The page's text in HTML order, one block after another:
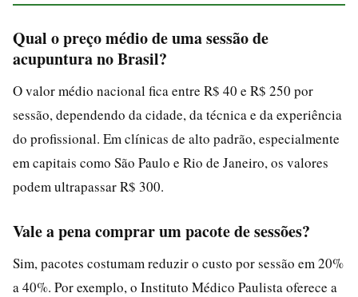
Qual o preço médio de uma sessão de
acupuntura no Brasil?
O valor médio nacional fica entre R$ 40 e R$ 250 por
sessão, dependendo da cidade, da técnica e da experiência
do profissional. Em clínicas de alto padrão, especialmente
em capitais como São Paulo e Rio de Janeiro, os valores
podem ultrapassar R$ 300.
Vale a pena comprar um pacote de sessões?
Sim, pacotes costumam reduzir o custo por sessão em 20%
a 40%. Por exemplo, o Instituto Médico Paulista oferece a